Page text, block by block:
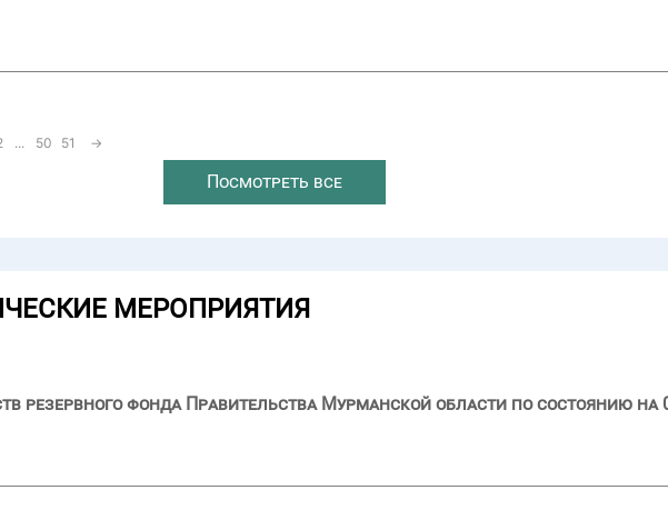
... 50 51 →
Посмотреть все
МЕРОПРИЯТИЯ
резервного фонда Правительства Мурманской области по состоянию на